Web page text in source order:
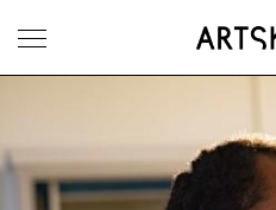
Ouvrir le menu